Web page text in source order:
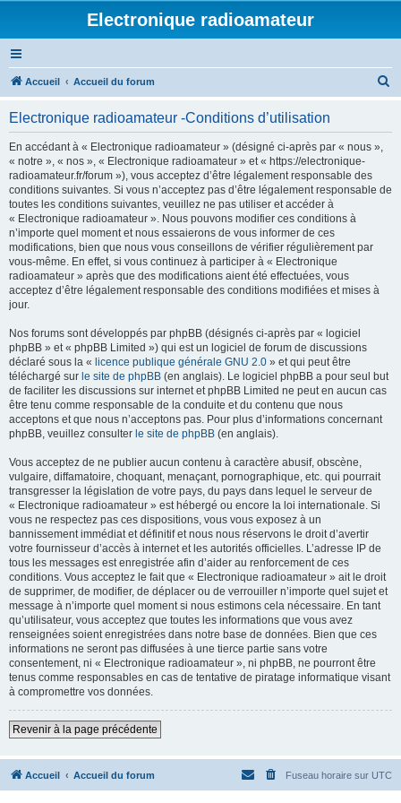
Electronique radioamateur
Accueil Accueil du forum
Electronique radioamateur -Conditions d’utilisation
En accédant à « Electronique radioamateur » (désigné ci-après par « nous »,
« notre », « nos », « Electronique radioamateur » et « https://electronique-
radioamateur.fr/forum »), vous acceptez d’être légalement responsable des
conditions suivantes. Si vous n’acceptez pas d’être légalement responsable de
toutes les conditions suivantes, veuillez ne pas utiliser et accéder à
« Electronique radioamateur ». Nous pouvons modifier ces conditions à
n’importe quel moment et nous essaierons de vous informer de ces
modifications, bien que nous vous conseillons de vérifier régulièrement par
vous-même. En effet, si vous continuez à participer à « Electronique
radioamateur » après que des modifications aient été effectuées, vous
acceptez d’être légalement responsable des conditions modifiées et mises à
jour.
Nos forums sont développés par phpBB (désignés ci-après par « logiciel
phpBB » et « phpBB Limited ») qui est un logiciel de forum de discussions
déclaré sous la « licence publique générale GNU 2.0 » et qui peut être
téléchargé sur le site de phpBB (en anglais). Le logiciel phpBB a pour seul but
de faciliter les discussions sur internet et phpBB Limited ne peut en aucun cas
être tenu comme responsable de la conduite et du contenu que nous
acceptons et que nous n’acceptons pas. Pour plus d’informations concernant
phpBB, veuillez consulter le site de phpBB (en anglais).
Vous acceptez de ne publier aucun contenu à caractère abusif, obscène,
vulgaire, diffamatoire, choquant, menaçant, pornographique, etc. qui pourrait
transgresser la législation de votre pays, du pays dans lequel le serveur de
« Electronique radioamateur » est hébergé ou encore la loi internationale. Si
vous ne respectez pas ces dispositions, vous vous exposez à un
bannissement immédiat et définitif et nous nous réservons le droit d’avertir
votre fournisseur d’accès à internet et les autorités officielles. L’adresse IP de
tous les messages est enregistrée afin d’aider au renforcement de ces
conditions. Vous acceptez le fait que « Electronique radioamateur » ait le droit
de supprimer, de modifier, de déplacer ou de verrouiller n’importe quel sujet et
message à n’importe quel moment si nous estimons cela nécessaire. En tant
qu’utilisateur, vous acceptez que toutes les informations que vous avez
renseignées soient enregistrées dans notre base de données. Bien que ces
informations ne seront pas diffusées à une tierce partie sans votre
consentement, ni « Electronique radioamateur », ni phpBB, ne pourront être
tenus comme responsables en cas de tentative de piratage informatique visant
à compromettre vos données.
Revenir à la page précédente
Accueil Accueil du forum Fuseau horaire sur UTC